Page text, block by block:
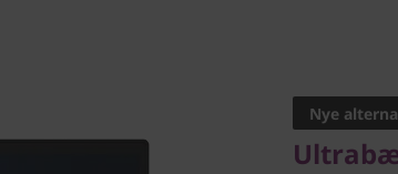
bærbar PC
Nye